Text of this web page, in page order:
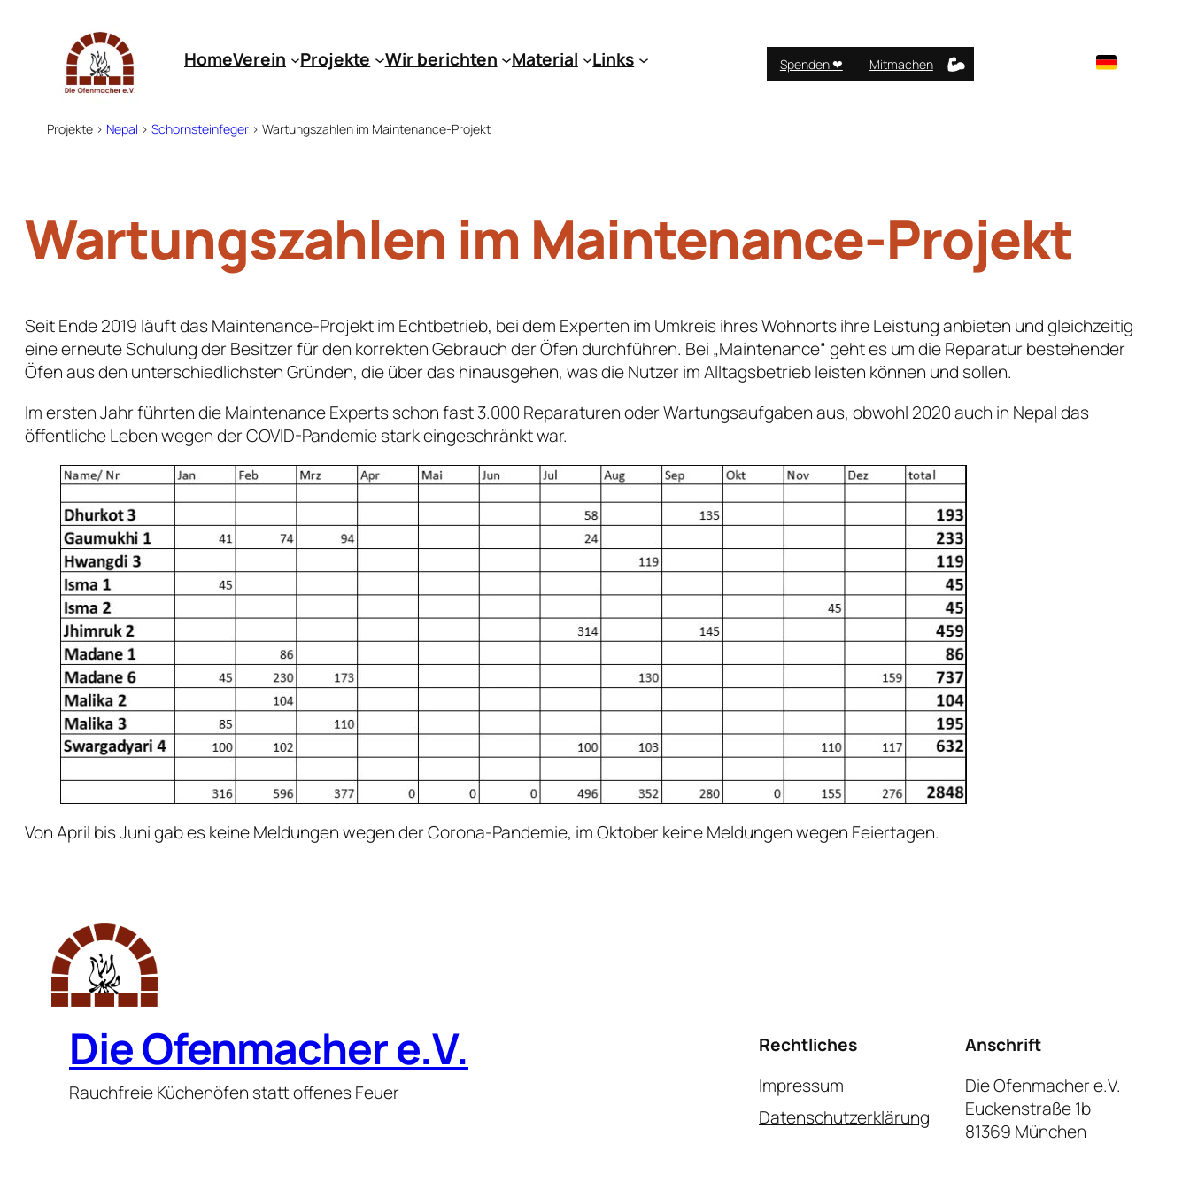
springen
HomeVerein Projekte Wir berichten Material Links Spenden ❤︎ Mitmachen
Projekte > Nepal > Schornsteinfeger > Wartungszahlen im Maintenance-Projekt
Wartungszahlen im Maintenance-Projekt
Seit Ende 2019 läuft das Maintenance-Projekt im Echtbetrieb, bei dem Experten im Umkreis ihres Wohnorts ihre Leistung anbieten und gleichzeitig
eine erneute Schulung der Besitzer für den korrekten Gebrauch der Öfen durchführen. Bei „Maintenance“ geht es um die Reparatur bestehender
Öfen aus den unterschiedlichsten Gründen, die über das hinausgehen, was die Nutzer im Alltagsbetrieb leisten können und sollen.
Im ersten Jahr führten die Maintenance Experts schon fast 3.000 Reparaturen oder Wartungsaufgaben aus, obwohl 2020 auch in Nepal das
öffentliche Leben wegen der COVID-Pandemie stark eingeschränkt war.
Von April bis Juni gab es keine Meldungen wegen der Corona-Pandemie, im Oktober keine Meldungen wegen Feiertagen.
Die Ofenmacher e.V.
Rauchfreie Küchenöfen statt offenes Feuer
Rechtliches
Impressum
Datenschutzerklärung
Anschrift
Die Ofenmacher e.V.
Euckenstraße 1b
81369 München